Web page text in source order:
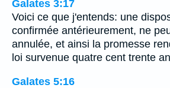
Galates 3:17
Voici ce que j'entends: une
confirmée antérieurement, ne
annulée, et ainsi la promesse
loi survenue quatre cent trente
Galates 5:16